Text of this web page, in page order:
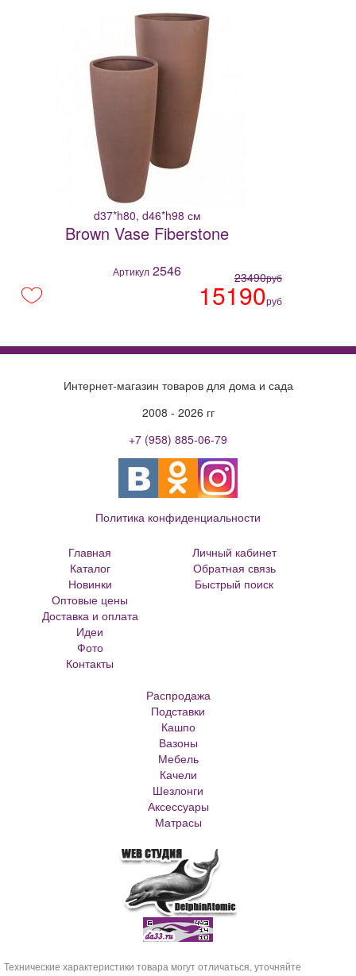
d37*h80, d46*h98 см
Brown Vase Fiberstone
Артикул 2546 23490руб
15190руб
Интернет-магазин товаров для дома и сада
2008 - 2026 гг
+7 (958) 885-06-79
Политика конфиденциальности
Главная
Каталог
Новинки
Оптовые цены
Доставка и оплата
Идеи
Фото
Контакты
Личный кабинет
Обратная связь
Быстрый поиск
Кашпо из ротанга
Матрасы Аскона
Кашпо металлическое
Кашпо для елки
Кашпо с самоливом
Кашпо с автополивом
Распродажа
Подставки
Кашпо
Вазоны
Мебель
Качели
Шезлонги
Аксессуары
Матрасы
Технические характеристики товара могут отличаться, уточняйте